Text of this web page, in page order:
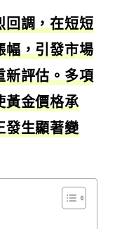
回調，在短短
幅，引發市場
新評估。多項
黃金價格承
發生顯著變